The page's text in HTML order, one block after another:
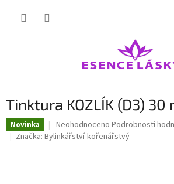
Tinktura KOZLÍK (D3) 30
Novinka
Průměrné
hodnocení
Neohodnoceno Podrobnosti
Značka: Bylinkářství-kořenářstvý